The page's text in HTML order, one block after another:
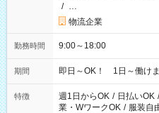
/ …
物流企業
勤務時間 9:00～18:00
期間 即日～OK！ 1日～働けま
特徴 週1日からOK / 日払いOK /
業・WワークOK / 服装自